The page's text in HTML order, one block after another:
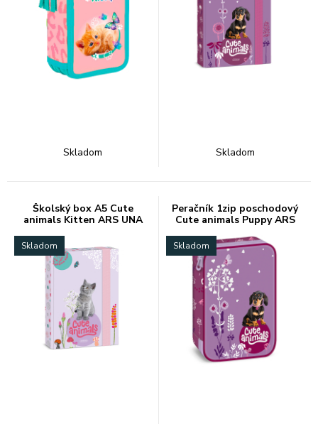
Skladom Skladom
Školský box A5 Cute
animals Kitten ARS UNA
Skladom
Peračník 1zip poschodový
Cute animals Puppy ARS
Skladom